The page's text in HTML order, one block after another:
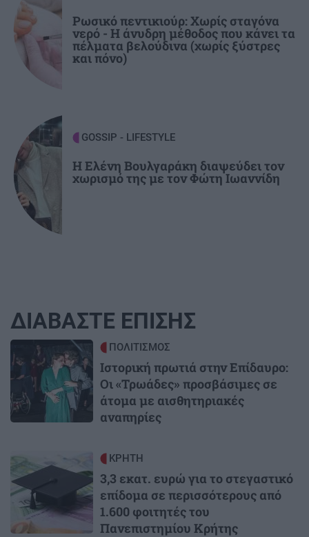
συνοριακών ελέγχων
20:24
BUSINESS
Με τη MINOAN LINES, το ταξίδι έχει γεύση —
Ρωσικό πεντικιούρ: Χωρίς σταγόνα
νερό - Η άνυδρη μέθοδος που κάνει τα
πέλματα βελούδινα (χωρίς ξύστρες
και πόνο)
GOSSIP - LIFESTYLE
Η Ελένη Βουλγαράκη διαψεύδει τον
χωρισμό της με τον Φώτη Ιωαννίδη
ΔΙΑΒΑΣΤΕ ΕΠΙΣΗΣ
Image ΠΟΛΙΤΙΣΜΟΣ
Ιστορική πρωτιά στην Επίδαυρο:
Οι «Τρωάδες» προσβάσιμες σε
άτομα με αισθητηριακές
αναπηρίες
Image ΚΡΗΤΗ
3,3 εκατ. ευρώ για το στεγαστικό
επίδομα σε περισσότερους από
1.600 φοιτητές του
Πανεπιστημίου Κρήτης